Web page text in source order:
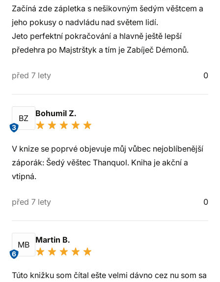
Začíná zde zápletka s nešikovným šedým věštcem a
jeho pokusy o nadvládu nad světem lidí.
Jeto perfektní pokračování a hlavně ještě lepší
předehra po Majstrštyk a tím je Zabíječ Démonů.
před 7 lety 0
BZ
3
Bohumil Z.
V knize se poprvé objevuje můj vůbec nejoblíbenější
záporák: Šedý věštec Thanquol. Kniha je akční a
vtipná.
před 7 lety 0
MB
6
Martin B.
Túto knižku som čítal ešte velmi dávno cez nu som sa